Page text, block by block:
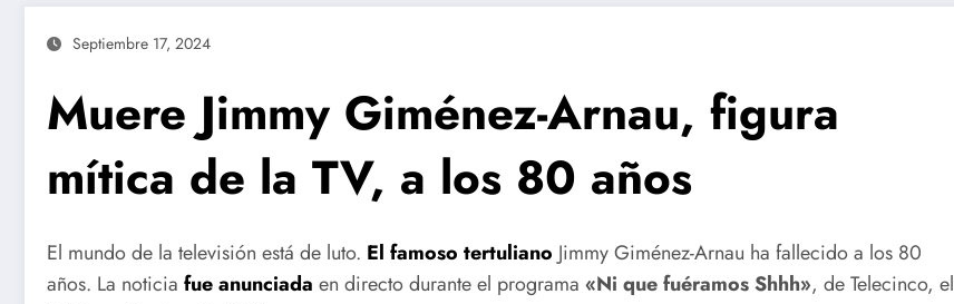
Septiembre 17, 2024
Muere Jimmy Giménez-Arnau, figura
mítica de la TV, a los 80 años
El mundo de la televisión está de luto. El famoso tertuliano Jimmy Giménez-Arnau ha fallecido a los 80
años. La noticia fue anunciada en directo durante el programa «Ni que fuéramos Shhh», de Telecinco, el